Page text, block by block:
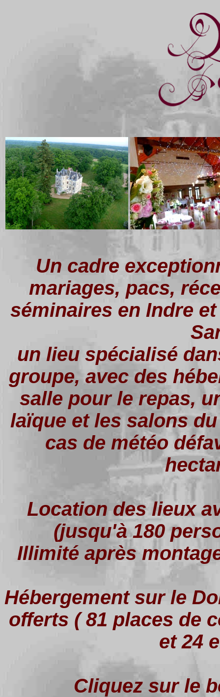
Un cadre
mariages, pacs,
séminaires en Indre
un lieu spécialisé
groupe, avec des
salle pour le repas,
laïque et les salons
cas de météo
Location des lieux
(jusqu'à 180
Illimité après
Hébergement sur le
offerts ( 81 places de
et 24
Cliquez sur le